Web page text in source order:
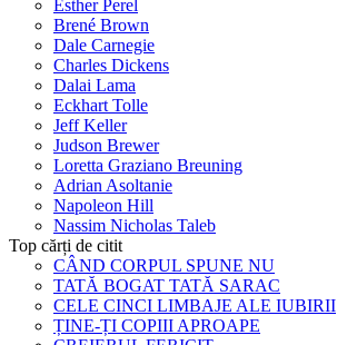
Esther Perel
Brené Brown
Dale Carnegie
Charles Dickens
Dalai Lama
Eckhart Tolle
Jeff Keller
Judson Brewer
Loretta Graziano Breuning
Adrian Asoltanie
Napoleon Hill
Nassim Nicholas Taleb
Top cărți de citit
CÂND CORPUL SPUNE NU
TATĂ BOGAT TATĂ SARAC
CELE CINCI LIMBAJE ALE IUBIRII
ȚINE-ȚI COPIII APROAPE